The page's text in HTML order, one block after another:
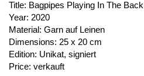
Title: Bagpipes Playing In The Back
Year: 2020
Material: Garn auf Leinen
Dimensions: 25 x 20 cm
Edition: Unikat, signiert
Price: verkauft